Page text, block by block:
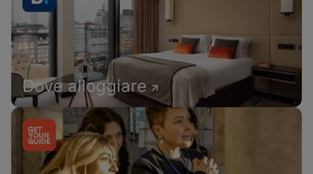
Dove alloggiare